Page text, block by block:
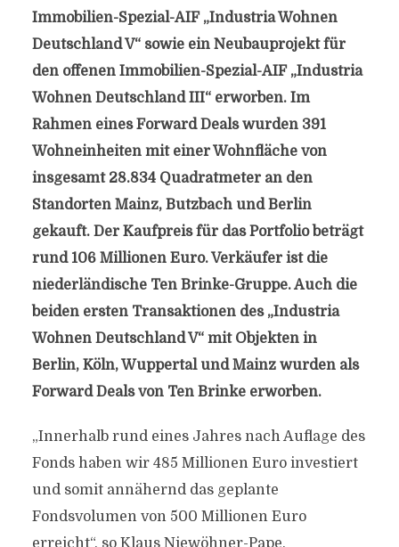
Immobilien-Spezial-AIF „Industria Wohnen
Deutschland V“ sowie ein Neubauprojekt für
den offenen Immobilien-Spezial-AIF „Industria
Wohnen Deutschland III“ erworben. Im
Rahmen eines Forward Deals wurden 391
Wohneinheiten mit einer Wohnfläche von
insgesamt 28.834 Quadratmeter an den
Standorten Mainz, Butzbach und Berlin
gekauft. Der Kaufpreis für das Portfolio beträgt
rund 106 Millionen Euro. Verkäufer ist die
niederländische Ten Brinke-Gruppe. Auch die
beiden ersten Transaktionen des „Industria
Wohnen Deutschland V“ mit Objekten in
Berlin, Köln, Wuppertal und Mainz wurden als
Forward Deals von Ten Brinke erworben.
„Innerhalb rund eines Jahres nach Auflage des
Fonds haben wir 485 Millionen Euro investiert
und somit annähernd das geplante
Fondsvolumen von 500 Millionen Euro
erreicht“, so Klaus Niewöhner-Pape,